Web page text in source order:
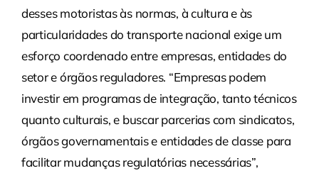
desses motoristas às normas, à cultura e às
particularidades do transporte nacional exige um
esforço coordenado entre empresas, entidades do
setor e órgãos reguladores. “Empresas podem
investir em programas de integração, tanto técnicos
quanto culturais, e buscar parcerias com sindicatos,
órgãos governamentais e entidades de classe para
facilitar mudanças regulatórias necessárias”,